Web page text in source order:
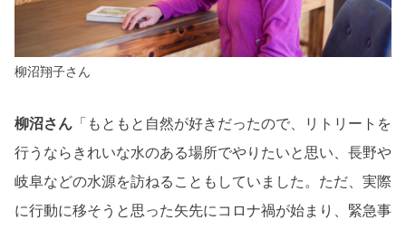
柳沼翔子さん
柳沼さん 「もともと自然が好きだったので、リトリートを
行うならきれいな水のある場所でやりたいと思い、長野や
岐阜などの水源を訪ねることもしていました。ただ、実際
に行動に移そうと思った矢先にコロナ禍が始まり、緊急事